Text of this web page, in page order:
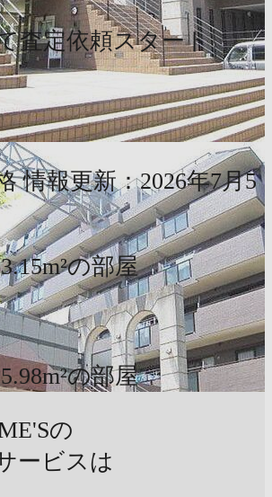
査定依頼スタート
情報更新：2026年7月5
の部屋
の部屋
の
ービスは